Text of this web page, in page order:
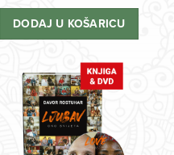
DODAJ U KOŠARICU